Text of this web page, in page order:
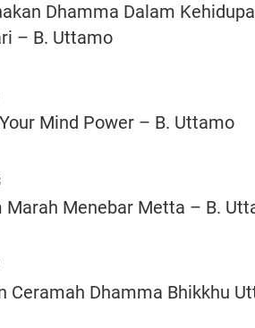
Dhamma Dalam
– B. Uttamo
Mind Power – B. Uttamo
Marah Menebar Metta – B.
Ceramah Dhamma Bhikkhu